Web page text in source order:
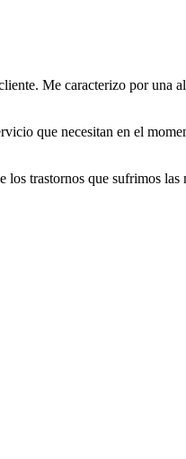
Me caracterizo por una
que necesitan en el
trastornos que sufrimos